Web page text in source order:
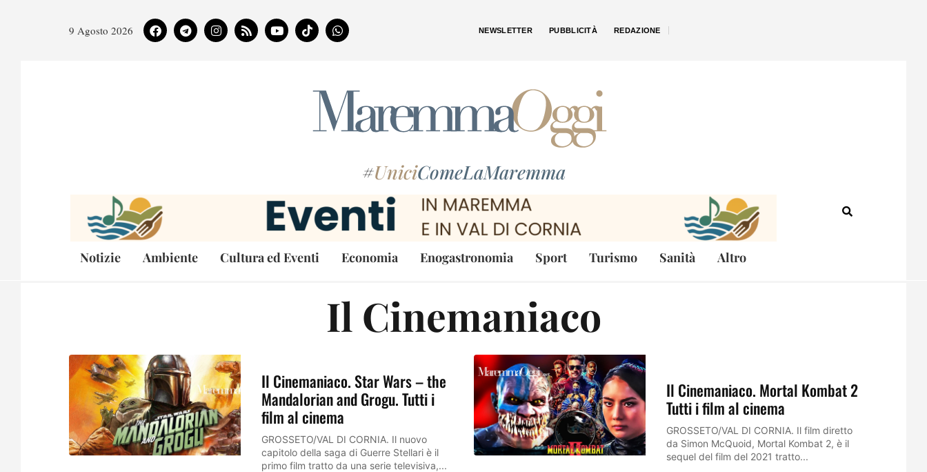
9 Agosto 2026 NEWSLETTER PUBBLICITÀ REDAZIONE
#UniciComeLaMaremma
Notizie Ambiente Cultura ed Eventi Economia Enogastronomia Sport Turismo Sanità Altro
Il Cinemaniaco
Il Cinemaniaco. Star Wars – the
Mandalorian and Grogu. Tutti i
film al cinema
GROSSETO/VAL DI CORNIA. Il nuovo
capitolo della saga di Guerre Stellari è il
primo film tratto da una serie televisiva,...
Il Cinemaniaco. Mortal Kombat 2
Tutti i film al cinema
GROSSETO/VAL DI CORNIA. Il film diretto
da Simon McQuoid, Mortal Kombat 2, è il
sequel del film del 2021 tratto...